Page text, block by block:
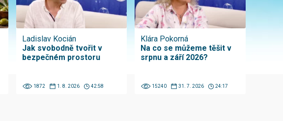
Ladislav Kocián
Jak svobodně tvořit v
bezpečném prostoru
1872 1. 8. 2026 42:58
Klára Pokorná
Na co se můžeme těšit v
srpnu a září 2026?
15240 31. 7. 2026 24:17